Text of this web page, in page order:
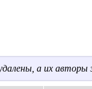
а их авторы